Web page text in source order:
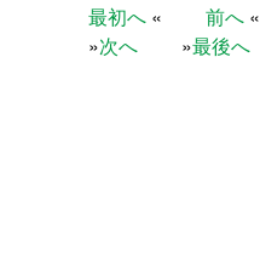
Pages
最初へ 前へ
次へ
最後へ